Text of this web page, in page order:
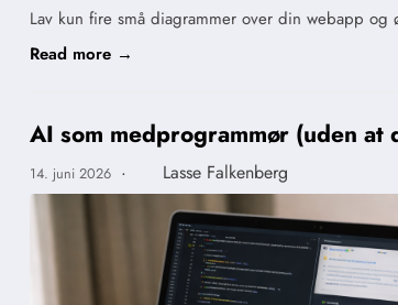
Lav kun fire små diagrammer over din webapp
Read more →
AI som medprogrammør (uden
14. juni 2026 · Lasse Falkenberg